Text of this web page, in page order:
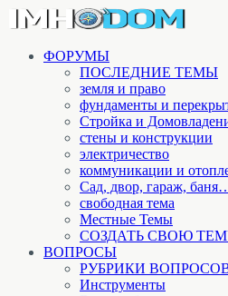
ФОРУМЫ
ПОСЛЕДНИЕ ТЕМЫ
земля и право
фундаменты и
Стройка и
стены и конструкции
электричество
коммуникации и
Cад, двор, гараж,
свободная тема
Местные Темы
СОЗДАТЬ СВОЮ
ВОПРОСЫ
РУБРИКИ
Инструменты